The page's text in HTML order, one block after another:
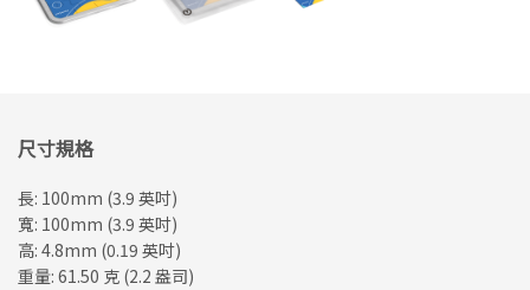
尺寸規格
長: 100mm (3.9 英吋)
寬: 100mm (3.9 英吋)
高: 4.8mm (0.19 英吋)
重量: 61.50 克 (2.2 盎司)